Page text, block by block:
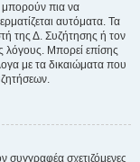
μπορούν πια να
αυτόματα. Τα
της Δ. Συζήτησης ή τον
λόγους. Μπορεί επίσης
με τα δικαιώματα που
συγγραφέα σχετιζόμενες